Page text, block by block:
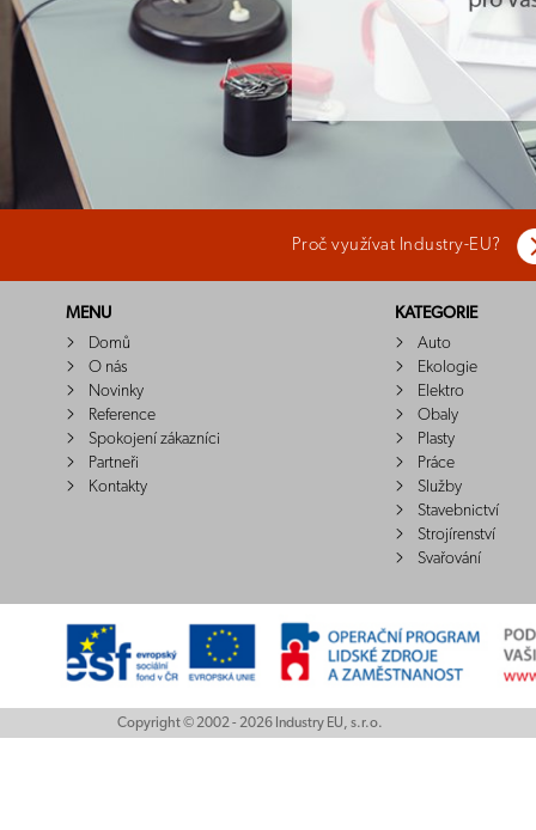
Proč využívat Industry-EU?
MENU
Domů
O nás
Novinky
Reference
Spokojení zákazníci
Partneři
Kontakty
KATEGORIE
Auto
Ekologie
Elektro
Obaly
Plasty
Práce
Služby
Stavebnictví
Strojírenství
Svařování
Copyright © 2002 - 2026 Industry EU, s.r.o.